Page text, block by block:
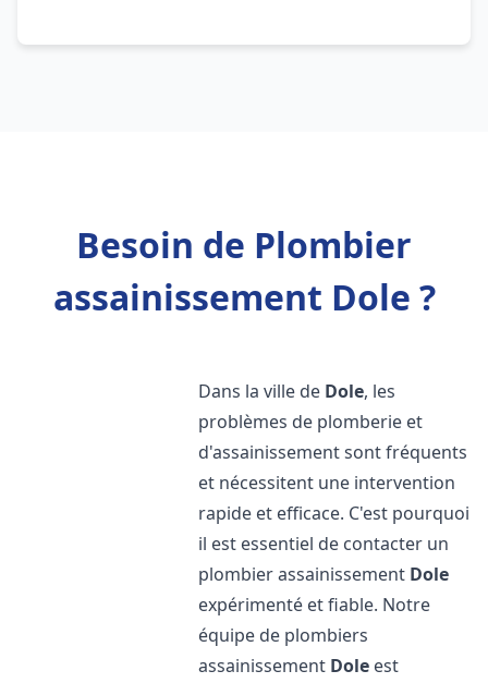
Besoin de Plombier
assainissement Dole ?
Dans la ville de Dole, les
problèmes de plomberie et
d'assainissement sont fréquents
et nécessitent une intervention
rapide et efficace. C'est pourquoi
il est essentiel de contacter un
plombier assainissement Dole
expérimenté et fiable. Notre
équipe de plombiers
assainissement Dole est